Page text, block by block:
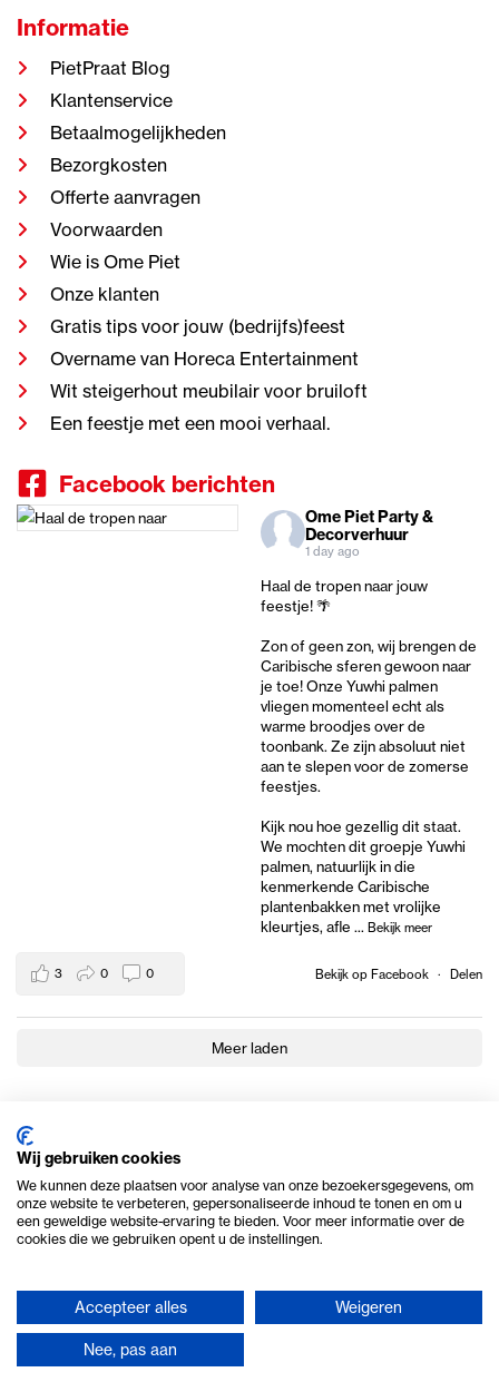
Informatie
PietPraat Blog
Klantenservice
Betaalmogelijkheden
Bezorgkosten
Offerte aanvragen
Voorwaarden
Wie is Ome Piet
Onze klanten
Gratis tips voor jouw (bedrijfs)feest
Overname van Horeca Entertainment
Wit steigerhout meubilair voor bruiloft
Een feestje met een mooi verhaal.
Facebook berichten
Ome Piet Party &
Decorverhuur
1 day ago
Haal de tropen naar jouw
feestje! 🌴
Zon of geen zon, wij brengen de
Caribische sferen gewoon naar
je toe! Onze Yuwhi palmen
vliegen momenteel echt als
warme broodjes over de
toonbank. Ze zijn absoluut niet
aan te slepen voor de zomerse
feestjes.
Kijk nou hoe gezellig dit staat.
We mochten dit groepje Yuwhi
palmen, natuurlijk in die
kenmerkende Caribische
plantenbakken met vrolijke
kleurtjes, afle ... Bekijk meer
Bekijk op Facebook · Delen
3 0 0
Meer laden
© 2026 Ome Piet Verhuur
Privacy en cookie beleid
Wij gebruiken cookies
We kunnen deze plaatsen voor analyse van onze bezoekersgegevens, om
onze website te verbeteren, gepersonaliseerde inhoud te tonen en om u
een geweldige website-ervaring te bieden. Voor meer informatie over de
cookies die we gebruiken opent u de instellingen.
Accepteer alles Weigeren
Nee, pas aan